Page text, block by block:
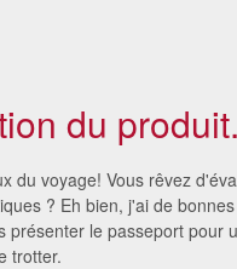
du produit.
du voyage! Vous rêvez
? Eh bien, j'ai de
présenter le passeport pour
trotter.